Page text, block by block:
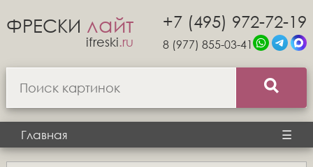
ФРЕСКИ лайт
ifreski.ru
+7 (495) 972-72-19
8 (977) 855-03-41
Главная ☰